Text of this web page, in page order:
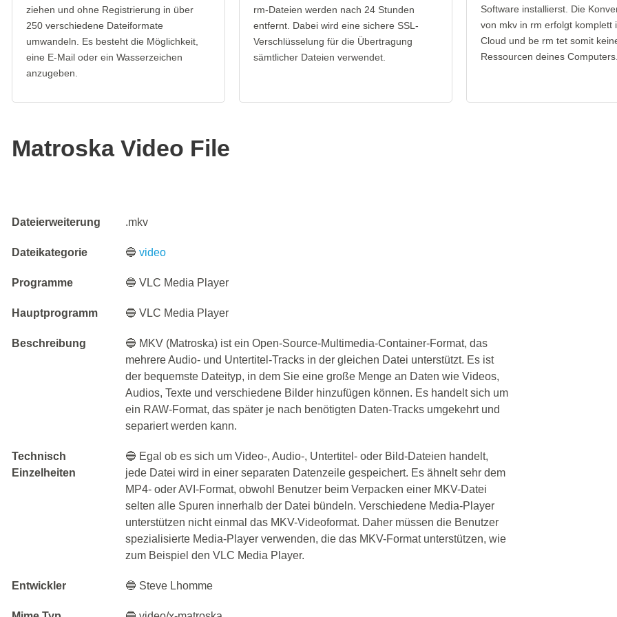
ziehen und ohne Registrierung in über
250 verschiedene Dateiformate
umwandeln. Es besteht die Möglichkeit,
eine E-Mail oder ein Wasserzeichen
anzugeben.
rm-Dateien werden nach 24 Stunden
entfernt. Dabei wird eine sichere SSL-
Verschlüsselung für die Übertragung
sämtlicher Dateien verwendet.
Software installierst. Die
von mkv in rm erfolgt komplett
Cloud und be rm tet somit
Ressourcen deines Computers.
Matroska Video File
Dateierweiterung .mkv
Dateikategorie 🔵video
Programme 🔵 VLC Media Player
Hauptprogramm 🔵 VLC Media Player
Beschreibung
🔵 MKV (Matroska) ist ein Open-Source-Multimedia-Container-Format, das
mehrere Audio- und Untertitel-Tracks in der gleichen Datei unterstützt. Es ist
der bequemste Dateityp, in dem Sie eine große Menge an Daten wie Videos,
Audios, Texte und verschiedene Bilder hinzufügen können. Es handelt sich um
ein RAW-Format, das später je nach benötigten Daten-Tracks umgekehrt und
separiert werden kann.
Technisch
Einzelheiten
🔵 Egal ob es sich um Video-, Audio-, Untertitel- oder Bild-Dateien handelt,
jede Datei wird in einer separaten Datenzeile gespeichert. Es ähnelt sehr dem
MP4- oder AVI-Format, obwohl Benutzer beim Verpacken einer MKV-Datei
selten alle Spuren innerhalb der Datei bündeln. Verschiedene Media-Player
unterstützen nicht einmal das MKV-Videoformat. Daher müssen die Benutzer
spezialisierte Media-Player verwenden, die das MKV-Format unterstützen, wie
zum Beispiel den VLC Media Player.
Entwickler 🔵 Steve Lhomme